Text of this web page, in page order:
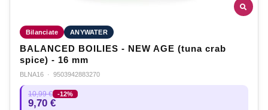
Bilanciate ANYWATER
BALANCED BOILIES - NEW AGE (tuna crab
spice) - 16 mm
BLNA16 · 9503942883270
10,99 € -12%
9,70 €